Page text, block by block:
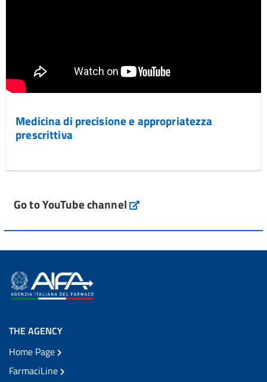
Medicina di precisione e appropriatezza
prescrittiva
Go to YouTube channel
THE AGENCY
Home Page
FarmaciLine